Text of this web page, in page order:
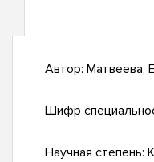
Автор: Матвеева,
Шифр
Научная степень: